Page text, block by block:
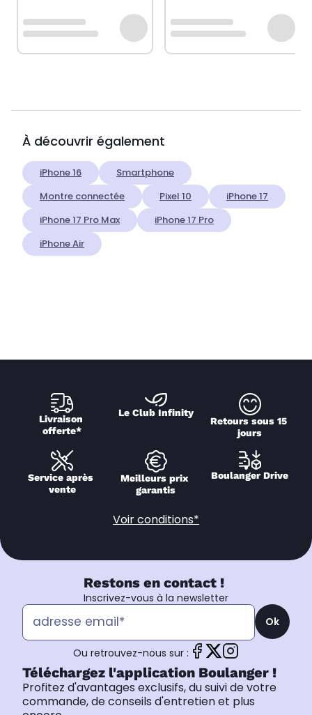
À découvrir également
iPhone 16
Smartphone
Montre connectée
Pixel 10
iPhone 17
iPhone 17 Pro Max
iPhone 17 Pro
iPhone Air
Livraison
offerte*
Le Club Infinity
Retours sous 15
jours
Service après
vente
Meilleurs prix
garantis
Boulanger Drive
Voir conditions*
Restons en contact !
Inscrivez-vous à la newsletter
Ok
Ou retrouvez-nous sur :
Téléchargez l'application Boulanger !
Profitez d'avantages exclusifs, du suivi de votre
commande, de conseils d'entretien et plus